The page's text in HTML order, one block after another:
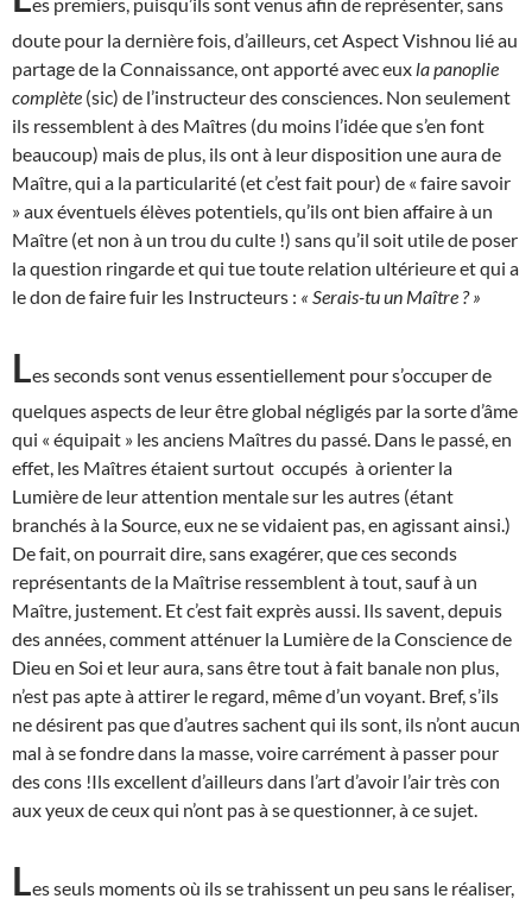
doute pour la dernière fois, d’ailleurs, cet Aspect Vishnou lié au
partage de la Connaissance, ont apporté avec eux la panoplie
complète (sic) de l’instructeur des consciences. Non seulement
ils ressemblent à des Maîtres (du moins l’idée que s’en font
beaucoup) mais de plus, ils ont à leur disposition une aura de
Maître, qui a la particularité (et c’est fait pour) de « faire savoir
» aux éventuels élèves potentiels, qu’ils ont bien affaire à un
Maître (et non à un trou du culte !) sans qu’il soit utile de poser
la question ringarde et qui tue toute relation ultérieure et qui a
le don de faire fuir les Instructeurs : « Serais-tu un Maître ? »
Les seconds sont venus essentiellement pour s’occuper de
quelques aspects de leur être global négligés par la sorte d’âme
qui « équipait » les anciens Maîtres du passé. Dans le passé, en
effet, les Maîtres étaient surtout occupés à orienter la
Lumière de leur attention mentale sur les autres (étant
branchés à la Source, eux ne se vidaient pas, en agissant ainsi.)
De fait, on pourrait dire, sans exagérer, que ces seconds
représentants de la Maîtrise ressemblent à tout, sauf à un
Maître, justement. Et c’est fait exprès aussi. Ils savent, depuis
des années, comment atténuer la Lumière de la Conscience de
Dieu en Soi et leur aura, sans être tout à fait banale non plus,
n’est pas apte à attirer le regard, même d’un voyant. Bref, s’ils
ne désirent pas que d’autres sachent qui ils sont, ils n’ont aucun
mal à se fondre dans la masse, voire carrément à passer pour
des cons !Ils excellent d’ailleurs dans l’art d’avoir l’air très con
aux yeux de ceux qui n’ont pas à se questionner, à ce sujet.
Les seuls moments où ils se trahissent un peu sans le réaliser,